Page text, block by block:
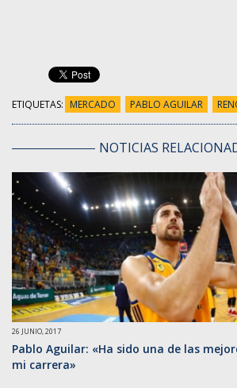
ETIQUETAS: MERCADO PABLO AGUILAR
NOTICIAS
26 JUNIO, 2017
Pablo Aguilar: «Ha sido una de las
mi carrera»